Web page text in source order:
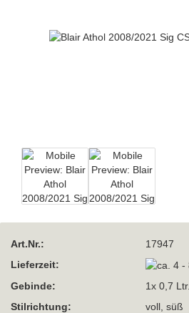
Art.Nr.:
17947
Lieferzeit:
Gebinde:
1x 0,7 Ltr.
Stilrichtung:
voll, süß